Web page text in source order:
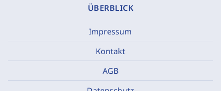
ÜBERBLICK
Impressum
Kontakt
AGB